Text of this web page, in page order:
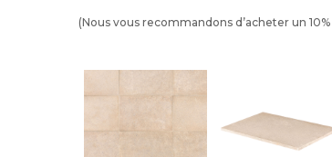
(Nous vous recommandons d’acheter un